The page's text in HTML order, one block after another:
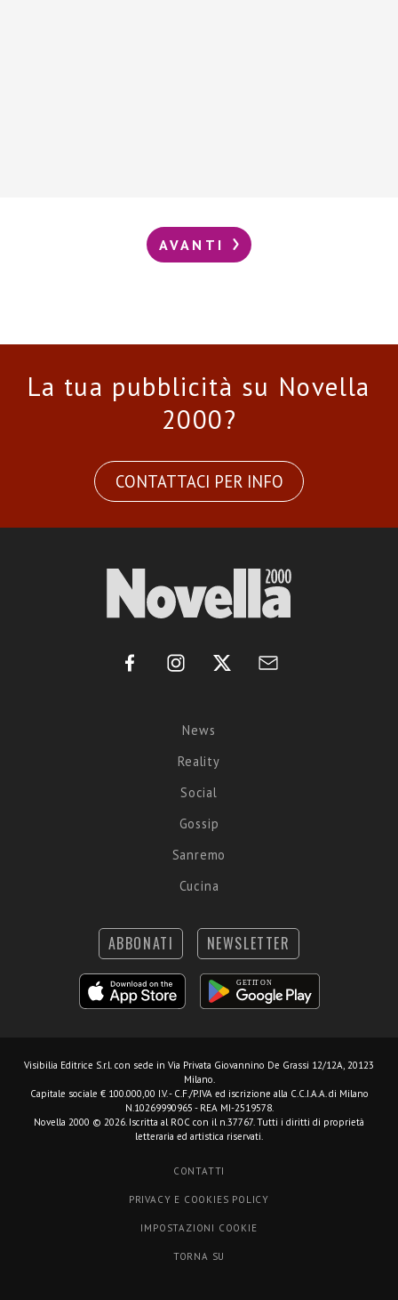
AVANTI
La tua pubblicità su Novella
2000?
CONTATTACI PER INFO
News
Reality
Social
Gossip
Sanremo
Cucina
ABBONATI NEWSLETTER
Visibilia Editrice S.r.l. con sede in Via Privata Giovannino De Grassi 12/12A, 20123
Milano.
Capitale sociale € 100.000,00 I.V. - C.F./P.IVA ed iscrizione alla C.C.I.A.A. di Milano
N.10269990965 - REA MI-2519578.
Novella 2000 © 2026. Iscritta al ROC con il n.37767. Tutti i diritti di proprietà
letteraria ed artistica riservati.
CONTATTI
PRIVACY E COOKIES POLICY
IMPOSTAZIONI COOKIE
TORNA SU